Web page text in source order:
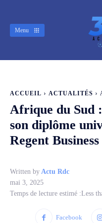
Menu
ACCUEIL ACTUALITÉS
Afrique du Sud
son diplôme
Regent
Written by Actu Rdc
mai 3, 2025
Temps de lecture estimé :Less
Facebook